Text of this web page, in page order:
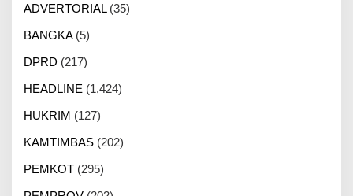
ADVERTORIAL(35)
BANGKA(5)
DPRD (217)
HEADLINE (1,424)
HUKRIM (127)
KAMTIMBAS (202)
PEMKOT (295)